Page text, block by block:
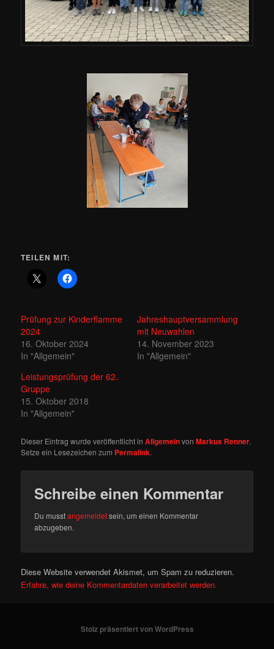
TEILEN MIT:
Prüfung zur Kinderflamme
2024
16. Oktober 2024
In "Allgemein"
Jahreshauptversammlung
mit Neuwahlen
14. November 2023
In "Allgemein"
Leistungsprüfung der 62.
Gruppe
15. Oktober 2018
In "Allgemein"
Dieser Eintrag wurde veröffentlicht inAllgemeinvonMarkus Renner.
Setze ein Lesezeichen zum Permalink.
Schreibe einen Kommentar
Du musstangemeldetsein, um einen Kommentar
abzugeben.
Diese Website verwendet Akismet, um Spam zu reduzieren.
Erfahre, wie deine Kommentardaten verarbeitet werden.
Stolz präsentiert von WordPress